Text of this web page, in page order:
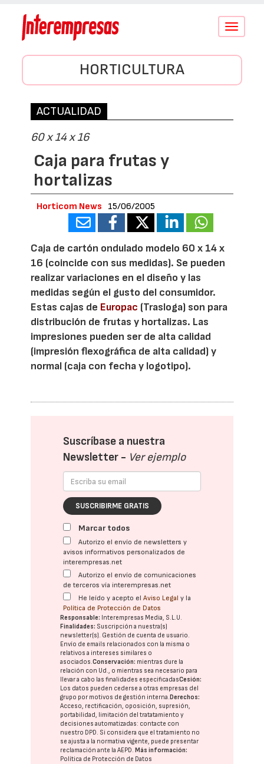
Conmutar
HORTICULTURA
ACTUALIDAD
60 x 14 x 16
Caja para frutas y
hortalizas
Horticom News 15/06/2005
Caja de cartón ondulado modelo 60 x 14 x
16 (coincide con sus medidas). Se pueden
realizar variaciones en el diseño y las
medidas según el gusto del consumidor.
Estas cajas de Europac (Trasloga) son para
distribución de frutas y hortalizas. Las
impresiones pueden ser de alta calidad
(impresión flexográfica de alta calidad) y
normal (caja con fecha y logotipo).
Suscríbase a nuestra
Newsletter - Ver ejemplo
SUSCRIBIRME GRATIS
Marcar todos
Autorizo el envío de newsletters y
avisos informativos personalizados de
interempresas.net
Autorizo el envío de comunicaciones
de terceros vía interempresas.net
He leído y acepto elAviso Legal y la
Política de Protección de Datos
Responsable: Interempresas Media, S.L.U.
Finalidades: Suscripción a nuestra(s)
newsletter(s). Gestión de cuenta de usuario.
Envío de emails relacionados con la misma o
relativos a intereses similares o
asociados.Conservación: mientras dure la
relación con Ud., o mientras sea necesario para
llevar a cabo las finalidades especificadasCesión:
Los datos pueden cederse a otras empresas del
grupo por motivos de gestión interna. Derechos:
Acceso, rectificación, oposición, supresión,
portabilidad, limitación del tratatamiento y
decisiones automatizadas: contacte con
nuestro DPD. Si considera que el tratamiento no
se ajusta a la normativa vigente, puede presentar
reclamación ante laAEPD. Más información:
Política de Protección de Datos